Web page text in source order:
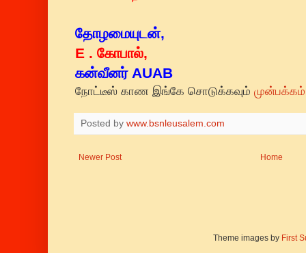
தோழமையுடன்,
E . கோபால்,
கன்வீனர் AUAB
நோட்டீஸ் காண இங்கே சொடுக்கவும் முன்பக்கம்
Posted by www.bsnleusalem.com
Newer Post Home
Theme images by First